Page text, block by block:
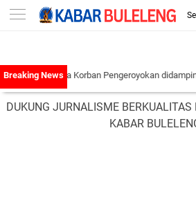
-->
Korban Pengeroyokan didampingi AAIB
DUKUNG JURNALISME
KABAR